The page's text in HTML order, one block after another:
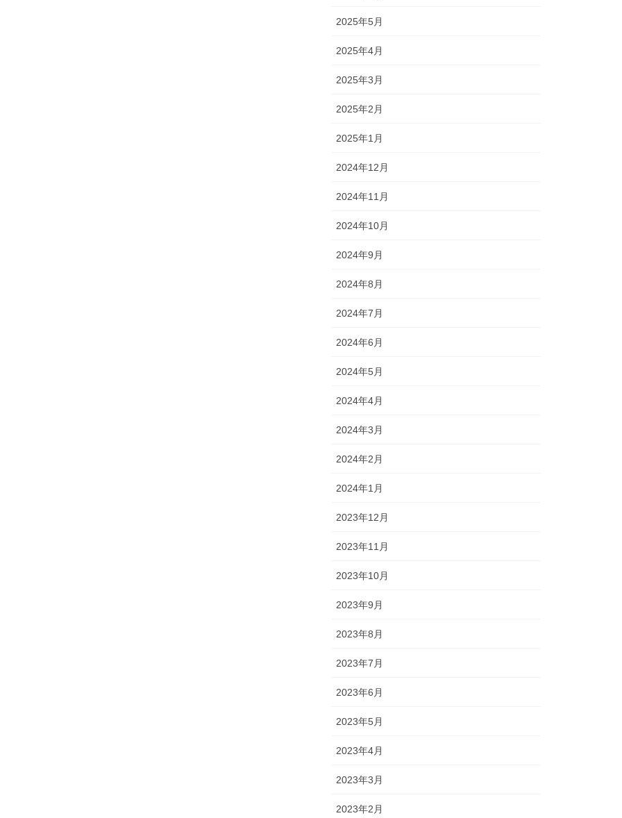
2025年5月
2025年4月
2025年3月
2025年2月
2025年1月
2024年12月
2024年11月
2024年10月
2024年9月
2024年8月
2024年7月
2024年6月
2024年5月
2024年4月
2024年3月
2024年2月
2024年1月
2023年12月
2023年11月
2023年10月
2023年9月
2023年8月
2023年7月
2023年6月
2023年5月
2023年4月
2023年3月
2023年2月